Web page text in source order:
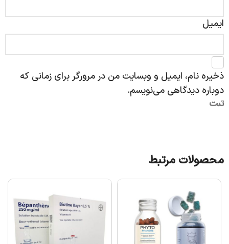
ایمیل
ذخیره نام، ایمیل و وبسایت من در مرورگر برای زمانی که
دوباره دیدگاهی می‌نویسم.
محصولات مرتبط